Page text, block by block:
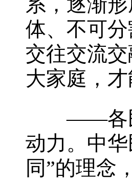
系，逐渐
体、不可
交往交流
大家庭，
——各民
动力。中
同”的理念